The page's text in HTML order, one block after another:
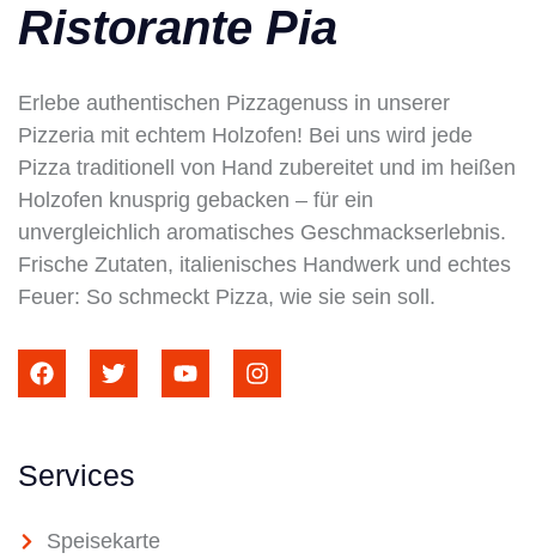
Ristorante Pia
Erlebe authentischen Pizzagenuss in unserer
Pizzeria mit echtem Holzofen! Bei uns wird jede
Pizza traditionell von Hand zubereitet und im heißen
Holzofen knusprig gebacken – für ein
unvergleichlich aromatisches Geschmackserlebnis.
Frische Zutaten, italienisches Handwerk und echtes
Feuer: So schmeckt Pizza, wie sie sein soll.
Services
Speisekarte